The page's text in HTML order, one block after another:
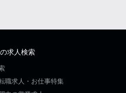
求人検索
職求人・お仕事特集